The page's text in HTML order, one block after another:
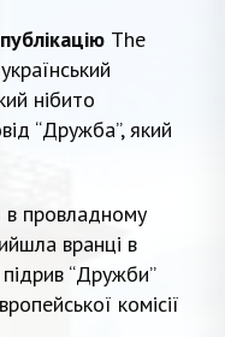
публікацію The
нібито
“Дружба”, який
в провладному
вранці в
“Дружби”
комісії